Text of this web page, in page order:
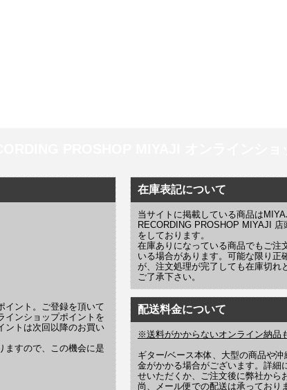
イント。ご登録を頂いて
インショップポイントを
ントは次回以降のお買い
ますので、この機会に是
在庫表記について
当サイトに掲載している商品は
RECORDING PROSHOP MIYAJI
をしております。
在庫ありになっている商品でもご注
いる場合があります。可能な限り正
が、注文処理が完了しても在庫切れ
ご了承下さい。
配送料金について
※送料がかからないオンライン納品
ギター/ベース本体、大型の商品や
金がかかる場合がございます。詳細
せいただくか、ご注文後に弊社から
尚、メール便での配送は承っており